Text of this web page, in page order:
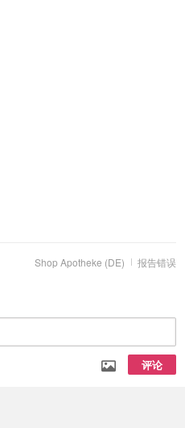
报告错误
Shop Apotheke (DE)
评论